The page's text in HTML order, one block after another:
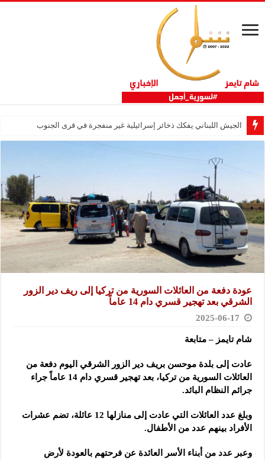
الجيش اللبناني يفكك ذخائر إسرائيلية غير منفجرة في قرى الجنوب
عودة دفعة من العائلات السورية من تركيا إلى ريف دير الزور
الشرقي بعد تهجير قسري دام 14 عاماً
2025-06-17
شام تايمز – متابعة
عادت إلى بلدة موحسن بريف دير الزور الشرقي اليوم دفعة من
العائلات السورية من تركيا، بعد تهجير قسري دام 14 عاماً
جراء
جرائم النظام البائد.
وبلغ عدد العائلات التي عادت إلى منازلها 12 عائلة، تضم عشرات
الأفراد بينهم عدد من الأطفال.
وعبر عدد من أبناء الأسر العائدة عن فرحتهم بالعودة لأرض